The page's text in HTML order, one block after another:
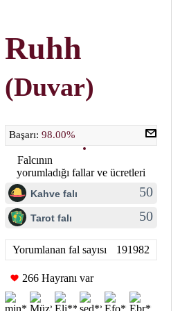
Ruhh
(Duvar)
Başarı: 98.00%
Falcının
yorumladığı fallar ve ücretleri
Kahve falı 50
Tarot falı 50
Yorumlanan fal sayısı 191982
266 Hayranı var